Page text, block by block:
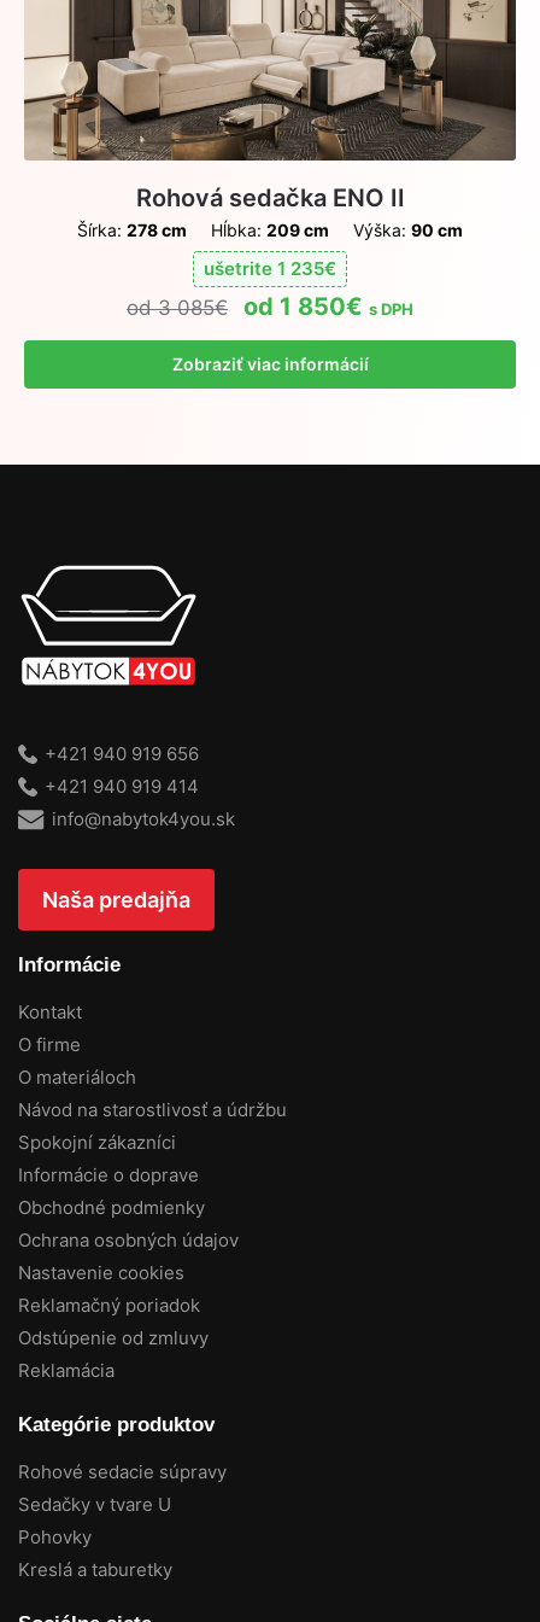
Rohová sedačka ENO II
Šírka: 278 cm Hĺbka: 209 cm Výška: 90 cm
ušetrite 1 235€
3 085€ 1 850€ s DPH
Zobraziť viac informácií
+421 940 919 656
+421 940 919 414
info@nabytok4you.sk
Naša predajňa
Informácie
Kontakt
O firme
O materiáloch
Návod na starostlivosť a údržbu
Spokojní zákazníci
Informácie o doprave
Obchodné podmienky
Ochrana osobných údajov
Nastavenie cookies
Reklamačný poriadok
Odstúpenie od zmluvy
Reklamácia
Kategórie produktov
Rohové sedacie súpravy
Sedačky v tvare U
Pohovky
Kreslá a taburetky